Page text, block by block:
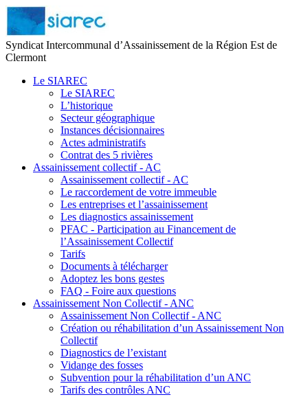
Syndicat Intercommunal d’Assainissement de la Région Est de
Clermont
Le SIAREC
Le SIAREC
L’historique
Secteur géographique
Instances décisionnaires
Actes administratifs
Contrat des 5 rivières
Assainissement collectif - AC
Assainissement collectif - AC
Le raccordement de votre immeuble
Les entreprises et l’assainissement
Les diagnostics assainissement
PFAC - Participation au Financement de
l’Assainissement Collectif
Tarifs
Documents à télécharger
Adoptez les bons gestes
FAQ - Foire aux questions
Assainissement Non Collectif - ANC
Assainissement Non Collectif - ANC
Création ou réhabilitation d’un Assainissement Non
Collectif
Diagnostics de l’existant
Vidange des fosses
Subvention pour la réhabilitation d’un ANC
Tarifs des contrôles ANC